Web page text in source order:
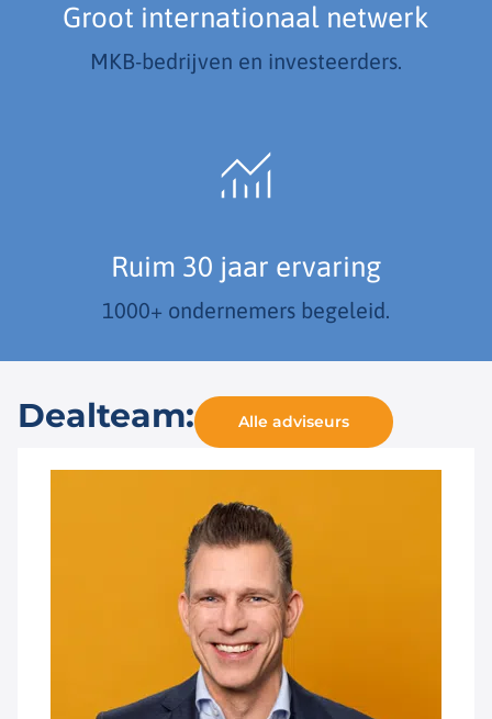
Groot internationaal netwerk
MKB-bedrijven en investeerders.
Ruim 30 jaar ervaring
1000+ ondernemers begeleid.
Dealteam: Alle adviseurs